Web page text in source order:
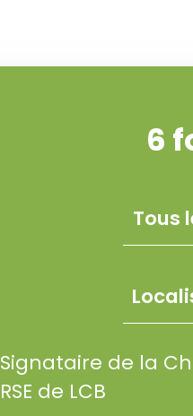
6
Signataire de la
RSE de LCB